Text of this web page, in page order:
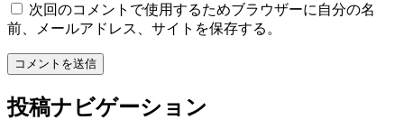
次回のコメントで使用するためブラウザーに自分の名
前、メールアドレス、サイトを保存する。
投稿ナビゲーション